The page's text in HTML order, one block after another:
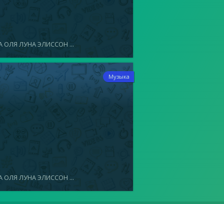
ОЛЯ ЛУНА ЭЛИССОН ...
Музыка
ОЛЯ ЛУНА ЭЛИССОН ...